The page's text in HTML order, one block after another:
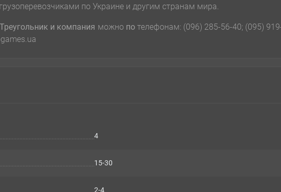
по Украине и другим странам мира.
Треугольник и компания можно потелефонам: (096) 285-56-40; (095)
4
15-30
2-4